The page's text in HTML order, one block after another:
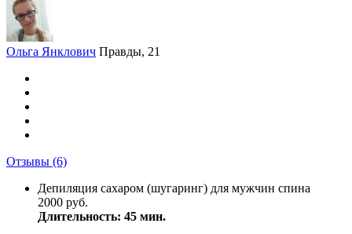
Ольга Янклович Правды, 21
Отзывы (6)
Депиляция сахаром (шугаринг) для мужчин спина
2000 руб.
Длительность: 45 мин.